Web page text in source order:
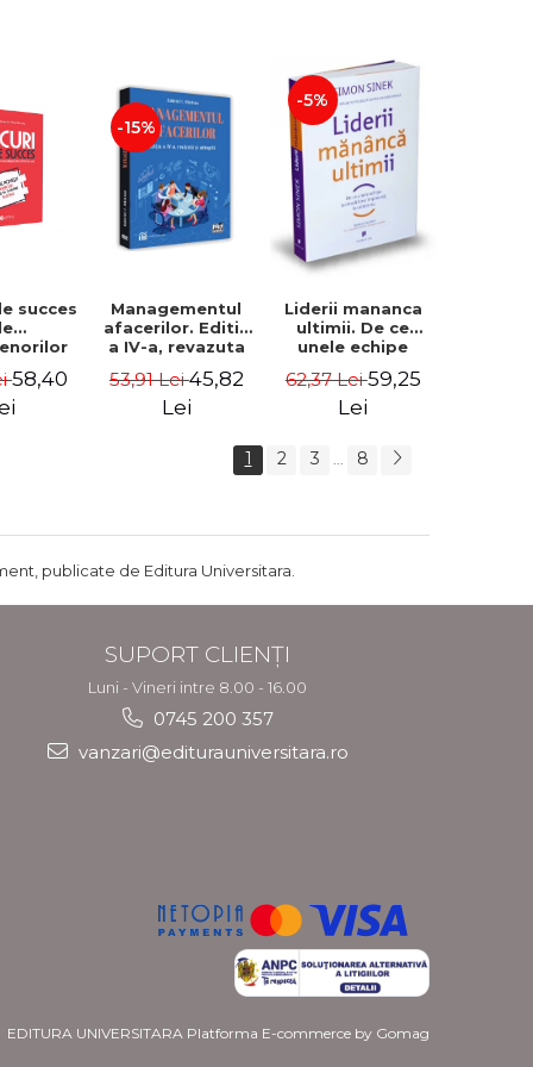
succes
sa-ti
58,40
-15%
Managementul
afacerilor. Editia
a IV-a, revazuta
Gabriel I. Nastase
53,91 Lei45,82
Lei
-5%
Liderii mananca
ultimii. De ce
unele echipe
impreuna, iar
altele nu. Editia a
62,37 Lei59,25
Lei
1 2 3 8
publicate de Editura Universitara.
SUPORT CLIENȚI
Luni - Vineri intre 8.00 - 16.00
0745 200 357
vanzari@editurauniversitara.ro
EDITURA UNIVERSITARA Platforma E-commerce by Gomag